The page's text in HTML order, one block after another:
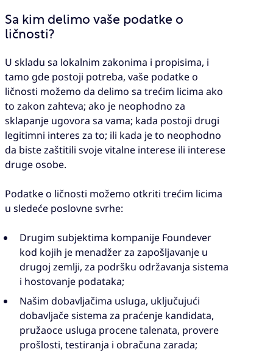
Sa kim delimo vaše podatke o
ličnosti?
U skladu sa lokalnim zakonima i propisima, i
tamo gde postoji potreba, vaše podatke o
ličnosti možemo da delimo sa trećim licima ako
to zakon zahteva; ako je neophodno za
sklapanje ugovora sa vama; kada postoji drugi
legitimni interes za to; ili kada je to neophodno
da biste zaštitili svoje vitalne interese ili interese
druge osobe.
Podatke o ličnosti možemo otkriti trećim licima
u sledeće poslovne svrhe:
Drugim subjektima kompanije Foundever
kod kojih je menadžer za zapošljavanje u
drugoj zemlji, za podršku održavanja sistema
i hostovanje podataka;
Našim dobavljačima usluga, uključujući
dobavljače sistema za praćenje kandidata,
pružaoce usluga procene talenata, provere
prošlosti, testiranja i obračuna zarada;